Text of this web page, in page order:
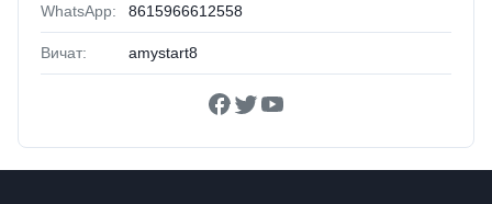
WhatsApp: 8615966612558
Вичат: amystart8